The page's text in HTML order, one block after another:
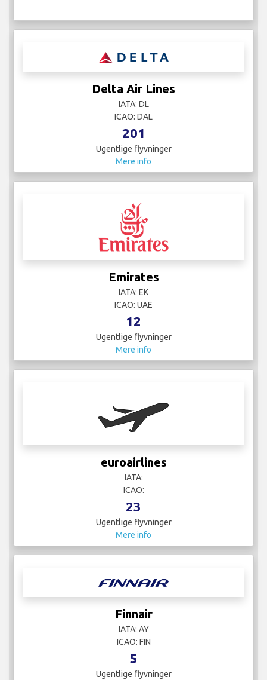
Delta Air Lines
IATA: DL
ICAO: DAL
201
Ugentlige flyvninger
Mere info
Emirates
IATA: EK
ICAO: UAE
12
Ugentlige flyvninger
Mere info
euroairlines
IATA:
ICAO:
23
Ugentlige flyvninger
Mere info
Finnair
IATA: AY
ICAO: FIN
5
Ugentlige flyvninger